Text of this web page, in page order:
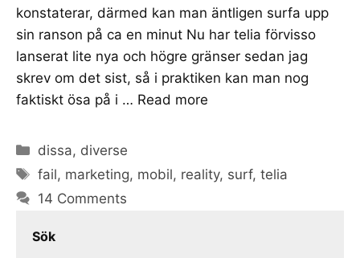
konstaterar, därmed kan man äntligen surfa upp
sin ranson på ca en minut Nu har telia förvisso
lanserat lite nya och högre gränser sedan jag
skrev om det sist, så i praktiken kan man nog
faktiskt ösa på i … Read more
Categories
dissa, diverse
Tags
fail, marketing, mobil, reality, surf,telia
14 Comments
Sök